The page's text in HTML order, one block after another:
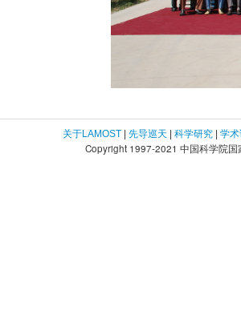
关于LAMOST| 先导巡天 | 科学研究| 学术
Copyright 1997-2021 中国科学院